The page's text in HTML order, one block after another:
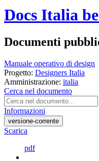
Docs Italia
Documenti
Manuale operativo di design
Progetto: Designers Italia
Amministrazione: italia
Cerca nel documento
Informazioni
versione-corrente
Scarica
pdf